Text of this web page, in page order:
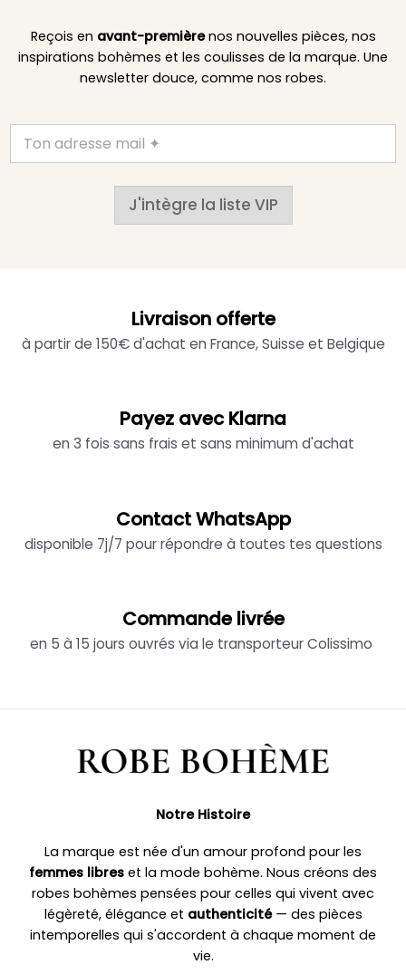
Reçois en avant-premièrenos nouvelles pièces, nos
inspirations bohèmes et les coulisses de la marque. Une
newsletter douce, comme nos robes.
J'intègre la liste VIP
Livraison offerte
à partir de 150€ d'achat en France, Suisse et Belgique
Payez avec Klarna
en 3 fois sans frais et sans minimum d'achat
Contact WhatsApp
disponible 7j/7 pour répondre à toutes tes questions
Commande livrée
en 5 à 15 jours ouvrés via le transporteur Colissimo
Notre Histoire
La marque est née d'un amour profond pour les
femmes libres et la mode bohème. Nous créons des
robes bohèmes pensées pour celles qui vivent avec
légèreté, élégance et authenticité— des pièces
intemporelles qui s'accordent à chaque moment de
vie.